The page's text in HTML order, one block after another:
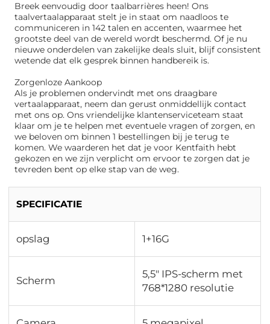
Breek eenvoudig door taalbarrières heen! Ons
taalvertaalapparaat stelt je in staat om naadloos te
communiceren in 142 talen en accenten, waarmee het
grootste deel van de wereld wordt beschermd. Of je nu
nieuwe onderdelen van zakelijke deals sluit, blijf consistent
wetende dat elk gesprek binnen handbereik is.
Zorgenloze Aankoop
Als je problemen ondervindt met ons draagbare
vertaalapparaat, neem dan gerust onmiddellijk contact
met ons op. Ons vriendelijke klantenserviceteam staat
klaar om je te helpen met eventuele vragen of zorgen, en
we beloven om binnen 1 bestellingen bij je terug te
komen. We waarderen het dat je voor Kentfaith hebt
gekozen en we zijn verplicht om ervoor te zorgen dat je
tevreden bent op elke stap van de weg.
SPECIFICATIE
opslag 1+16G
Scherm
5,5" IPS-scherm met
768*1280 resolutie